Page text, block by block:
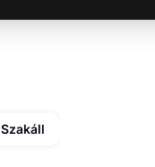
Szakáll